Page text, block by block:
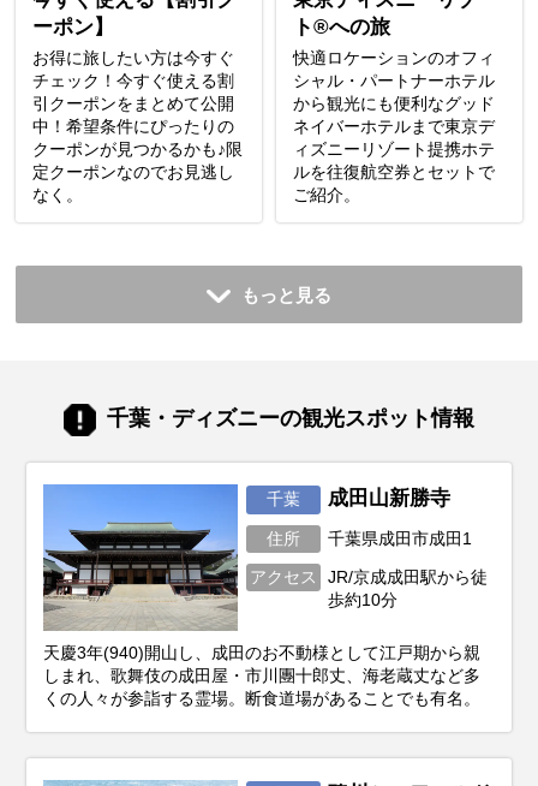
ーポン】
お得に旅したい方は今すぐ
チェック！今すぐ使える割
引クーポンをまとめて公開
中！希望条件にぴったりの
クーポンが見つかるかも♪限
定クーポンなのでお見逃し
なく。
ト®への旅
快適ロケーションのオフィ
シャル・パートナーホテル
から観光にも便利なグッド
ネイバーホテルまで東京デ
ィズニーリゾート提携ホテ
ルを往復航空券とセットで
ご紹介。
もっと見る
千葉・ディズニーの観光スポット情報
千葉 成田山新勝寺
住所 千葉県成田市成田1
アクセス
JR/京成成田駅から徒
歩約10分
天慶3年(940)開山し、成田のお不動様として江戸期から親
しまれ、歌舞伎の成田屋・市川團十郎丈、海老蔵丈など多
くの人々が参詣する霊場。断食道場があることでも有名。